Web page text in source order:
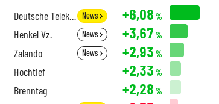
Deutsche Telekom News +6,08 %
Henkel Vz. News +3,67 %
Zalando News +2,93 %
Hochtief +2,33 %
Brenntag +2,28 %